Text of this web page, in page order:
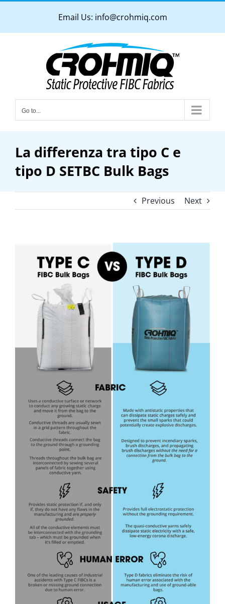
content
Email Us: info@crohmiq.com
Go to...
La differenza tra tipo C e
tipo D SETBC Bulk Bags
Previous Next
Larger